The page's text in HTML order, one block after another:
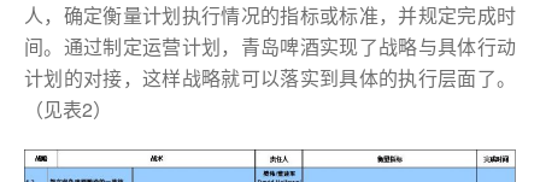
人，确定衡量计划执行情况的指标或标准，并规定完成时
间。通过制定运营计划，青岛啤酒实现了战略与具体行动
计划的对接，这样战略就可以落实到具体的执行层面了。
（见表2）